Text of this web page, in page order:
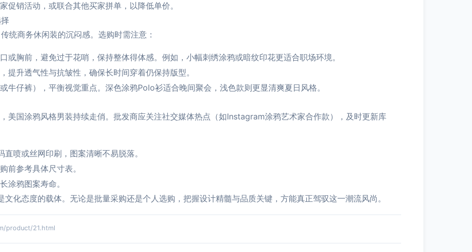
促销活动，或联合其他买家拼单，以降低单价。
统商务休闲装的沉闷感。选购时需注意：
或胸前，避免过于花哨，保持整体得体感。例如，小幅刺绣涂鸦或暗纹印花更适合职场环境。
提升透气性与抗皱性，确保长时间穿着仍保持版型。
牛仔裤），平衡视觉重点。深色涂鸦Polo衫适合晚间聚会，浅色款则更显清爽夏日风格。
美国涂鸦风格男装持续走俏。批发商应关注社交媒体热点（如Instagram涂鸦艺术家合作款），及时更新库
喷或丝网印刷，图案清晰不易脱落。
前参考具体尺寸表。
涂鸦图案寿命。
化态度的载体。无论是批量采购还是个人选购，把握设计精髓与品质关键，方能真正驾驭这一潮流风尚。
product/21.html